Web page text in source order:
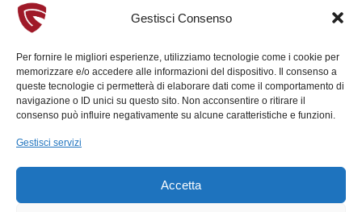
Gestisci Consenso
Per fornire le migliori esperienze, utilizziamo tecnologie come i cookie per
memorizzare e/o accedere alle informazioni del dispositivo. Il consenso a
queste tecnologie ci permetterà di elaborare dati come il comportamento di
navigazione o ID unici su questo sito. Non acconsentire o ritirare il
consenso può influire negativamente su alcune caratteristiche e funzioni.
Gestisci servizi
Accetta
History Lab
Privacy Policy
Cookies Policy
P. IVA 12279930965